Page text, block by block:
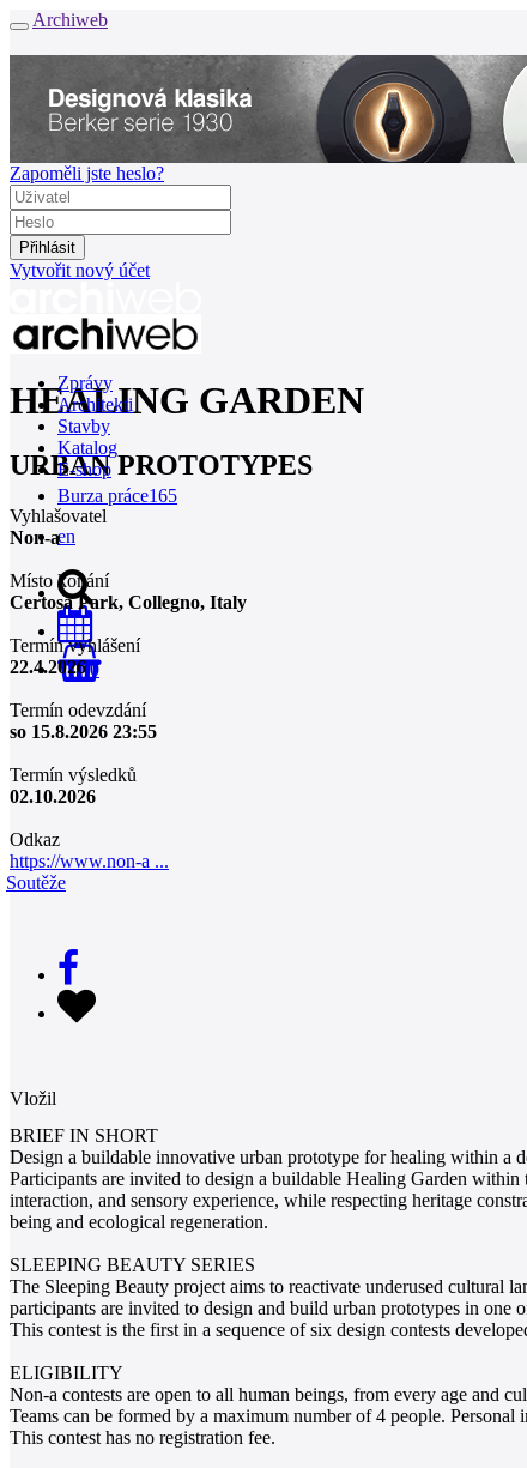
Archiweb
Zapoměli jste heslo?
Vytvořit nový účet
Zprávy
Architekti
Stavby
Katalog
E-shop
Burza práce165
en
0
HEALING GARDEN
URBAN PROTOTYPES
Vyhlašovatel
Non-a
Místo konání
Certosa Park, Collegno, Italy
Termín vyhlášení
22.4.2026
Termín odevzdání
so 15.8.2026 23:55
Termín výsledků
02.10.2026
Odkaz
https://www.non-a ...
Soutěže
Vložil
BRIEF IN SHORT
Design a buildable innovative urban prototype for healing within a
Participants are invited to design a buildable Healing Garden
interaction, and sensory experience, while respecting heritage
being and ecological regeneration.
SLEEPING BEAUTY SERIES
The Sleeping Beauty project aims to reactivate underused cultural
participants are invited to design and build urban prototypes in one
This contest is the first in a sequence of six design contests
ELIGIBILITY
Non-a contests are open to all human beings, from every age and
Teams can be formed by a maximum number of 4 people.
This contest has no registration fee.